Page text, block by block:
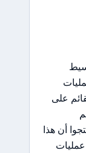
على
أن هذا